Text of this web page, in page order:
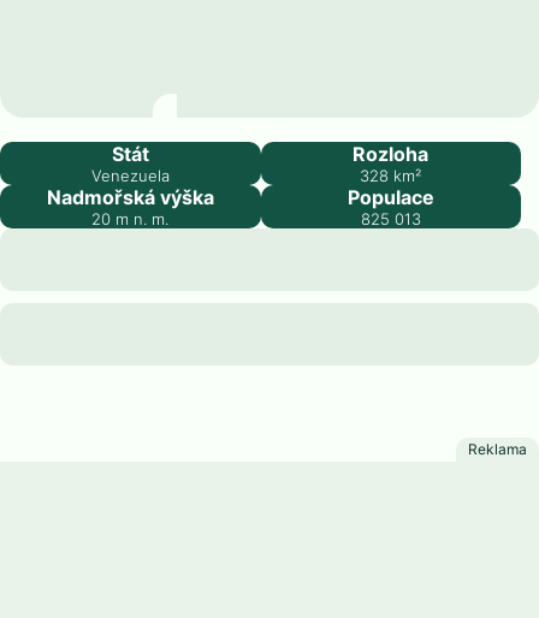
Barcelona
Stát
Venezuela
Rozloha
328 km²
Nadmořská výška
20 m n. m.
Populace
825 013